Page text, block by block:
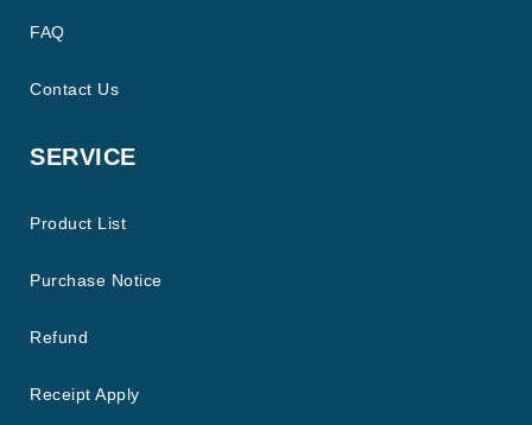
FAQ
Contact Us
SERVICE
Product List
Purchase Notice
Refund
Receipt Apply